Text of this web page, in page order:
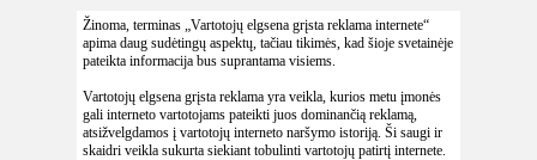
Žinoma, terminas „Vartotojų elgsena grįsta reklama internete“
apima daug sudėtingų aspektų, tačiau tikimės, kad šioje svetainėje
pateikta informacija bus suprantama visiems.
Vartotojų elgsena grįsta reklama yra veikla, kurios metu įmonės
gali interneto vartotojams pateikti juos dominančią reklamą,
atsižvelgdamos į vartotojų interneto naršymo istoriją. Ši saugi ir
skaidri veikla sukurta siekiant tobulinti vartotojų patirtį internete.